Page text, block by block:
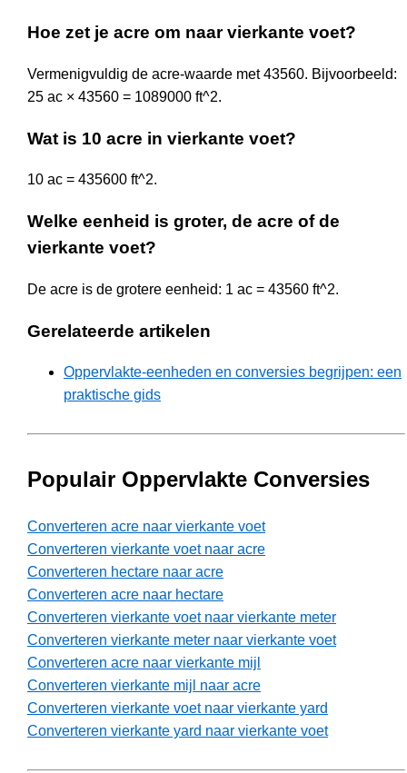
Hoe zet je acre om naar vierkante voet?
Vermenigvuldig de acre-waarde met 43560. Bijvoorbeeld:
25 ac × 43560 = 1089000 ft^2.
Wat is 10 acre in vierkante voet?
10 ac = 435600 ft^2.
Welke eenheid is groter, de acre of de
vierkante voet?
De acre is de grotere eenheid: 1 ac = 43560 ft^2.
Gerelateerde artikelen
Oppervlakte-eenheden en conversies begrijpen: een
praktische gids
Populair Oppervlakte Conversies
Converteren acre naar vierkante voet
Converteren vierkante voet naar acre
Converteren hectare naar acre
Converteren acre naar hectare
Converteren vierkante voet naar vierkante meter
Converteren vierkante meter naar vierkante voet
Converteren acre naar vierkante mijl
Converteren vierkante mijl naar acre
Converteren vierkante voet naar vierkante yard
Converteren vierkante yard naar vierkante voet